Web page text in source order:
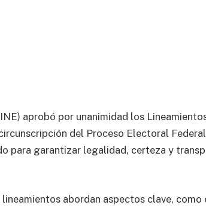
aprobó por unanimidad los
del Proceso Electoral
para garantizar legalidad, certeza y
abordan aspectos clave,